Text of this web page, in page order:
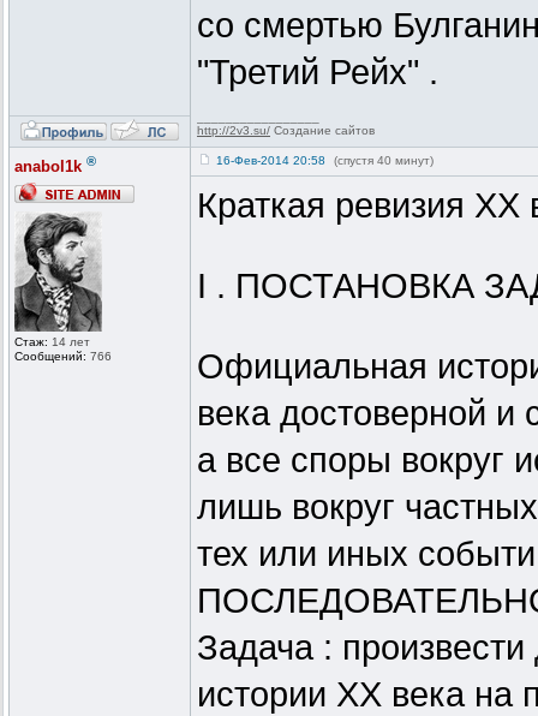
со смертью
"Третий Рейх" .
http://2v3.su/ Создание сайтов
anabol1k ®
Стаж: 14 лет
Сообщений: 766
16-Фев-2014 20:58 (спустя 40 минут)
Краткая ревизия XX
I . ПОСТАНОВКА
Официальная
века достоверной и
а все споры вокруг
лишь вокруг
тех или иных
Задача :
истории XX века на